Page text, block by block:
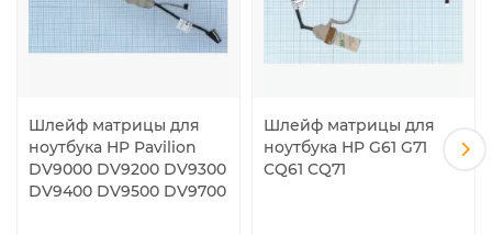
Шлейф матрицы для
ноутбука HP Pavilion
DV9000 DV9200 DV9300
DV9400 DV9500 DV9700
Шлейф матрицы для
ноутбука HP G61 G71
CQ61 CQ71